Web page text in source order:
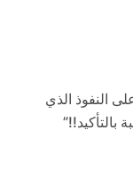
النفوذ الذي
بالتأكيد!!”